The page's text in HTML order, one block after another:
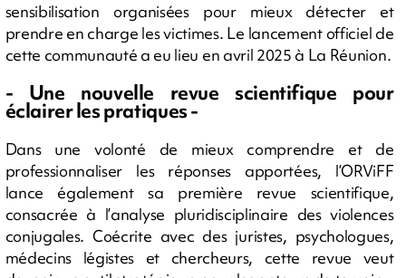
sensibilisation organisées pour mieux détecter et
prendre en charge les victimes. Le lancement officiel de
cette communauté a eu lieu en avril 2025 à La Réunion.
- Une nouvelle revue scientifique pour
éclairer les pratiques -
Dans une volonté de mieux comprendre et de
professionnaliser les réponses apportées, l’ORViFF
lance également sa première revue scientifique,
consacrée à l’analyse pluridisciplinaire des violences
conjugales. Coécrite avec des juristes, psychologues,
médecins légistes et chercheurs, cette revue veut